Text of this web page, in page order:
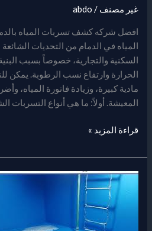
غير مصنف /
abdo
افضل شركه كشف تسربات المياه
المياه في الدمام من التحديات الشائعة
السكنية والتجارية، خصوصاً بسبب
الحرارة وارتفاع نسب الرطوبة. يمكن
مادية كبيرة، وزيادة فاتورة المياه،
المعيشة. أولاً: ما هي أنواع التسربات
قراءة المزيد »
عزل
الخزانات